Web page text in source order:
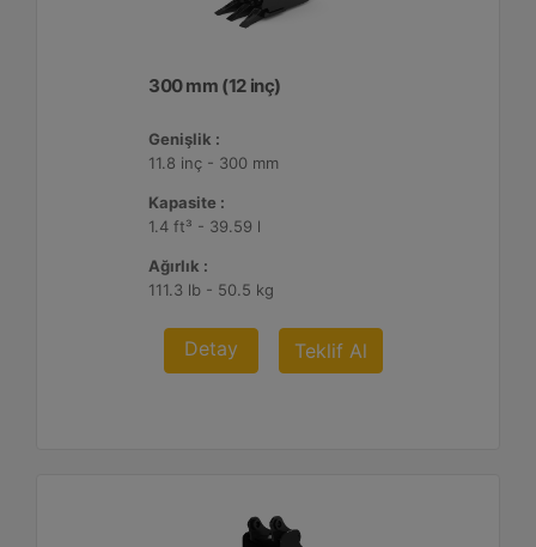
300 mm (12 inç)
Genişlik :
11.8 inç - 300 mm
Kapasite :
1.4 ft³ - 39.59 l
Ağırlık :
111.3 lb - 50.5 kg
Detay Teklif Al